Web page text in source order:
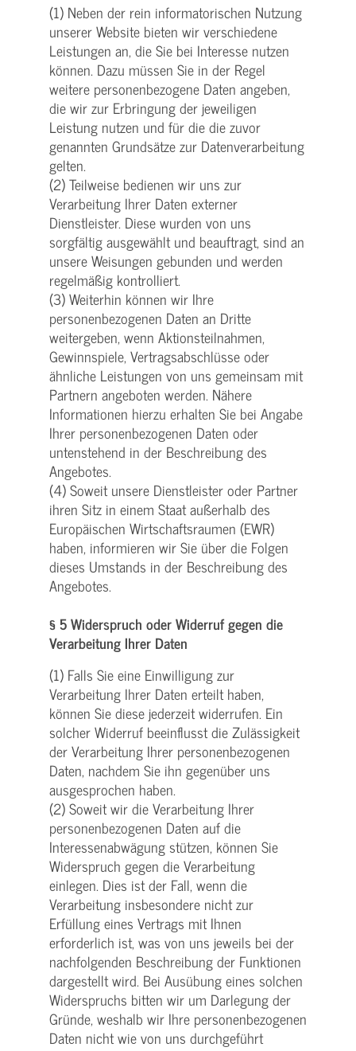
(1) Neben der rein informatorischen Nutzung
unserer Website bieten wir verschiedene
Leistungen an, die Sie bei Interesse nutzen
können. Dazu müssen Sie in der Regel
weitere personenbezogene Daten angeben,
die wir zur Erbringung der jeweiligen
Leistung nutzen und für die die zuvor
genannten Grundsätze zur Datenverarbeitung
gelten.
(2) Teilweise bedienen wir uns zur
Verarbeitung Ihrer Daten externer
Dienstleister. Diese wurden von uns
sorgfältig ausgewählt und beauftragt, sind an
unsere Weisungen gebunden und werden
regelmäßig kontrolliert.
(3) Weiterhin können wir Ihre
personenbezogenen Daten an Dritte
weitergeben, wenn Aktionsteilnahmen,
Gewinnspiele, Vertragsabschlüsse oder
ähnliche Leistungen von uns gemeinsam mit
Partnern angeboten werden. Nähere
Informationen hierzu erhalten Sie bei Angabe
Ihrer personenbezogenen Daten oder
untenstehend in der Beschreibung des
Angebotes.
(4) Soweit unsere Dienstleister oder Partner
ihren Sitz in einem Staat außerhalb des
Europäischen Wirtschaftsraumen (EWR)
haben, informieren wir Sie über die Folgen
dieses Umstands in der Beschreibung des
Angebotes.
§ 5 Widerspruch oder Widerruf gegen die
Verarbeitung Ihrer Daten
(1) Falls Sie eine Einwilligung zur
Verarbeitung Ihrer Daten erteilt haben,
können Sie diese jederzeit widerrufen. Ein
solcher Widerruf beeinflusst die Zulässigkeit
der Verarbeitung Ihrer personenbezogenen
Daten, nachdem Sie ihn gegenüber uns
ausgesprochen haben.
(2) Soweit wir die Verarbeitung Ihrer
personenbezogenen Daten auf die
Interessenabwägung stützen, können Sie
Widerspruch gegen die Verarbeitung
einlegen. Dies ist der Fall, wenn die
Verarbeitung insbesondere nicht zur
Erfüllung eines Vertrags mit Ihnen
erforderlich ist, was von uns jeweils bei der
nachfolgenden Beschreibung der Funktionen
dargestellt wird. Bei Ausübung eines solchen
Widerspruchs bitten wir um Darlegung der
Gründe, weshalb wir Ihre personenbezogenen
Daten nicht wie von uns durchgeführt